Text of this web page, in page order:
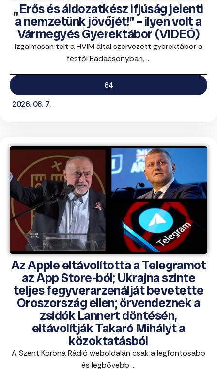
„Erős és áldozatkész ifjúság jelenti
a nemzetünk jövőjét!” – ilyen volt a
Vármegyés Gyerektábor (VIDEÓ)
Izgalmasan telt a HVIM által szervezett gyerektábor a
festői Badacsonyban, ...
64
2026. 08. 7.
Az Apple eltávolította a Telegramot
az App Store-ból; Ukrajna szinte
teljes fegyverarzenálját bevetette
Oroszország ellen; örvendeznek a
zsidók Lannert döntésén,
eltávolítják Takaró Mihályt a
közoktatásból
A Szent Korona Rádió weboldalán csak a legfontosabb
és legbővebb ...